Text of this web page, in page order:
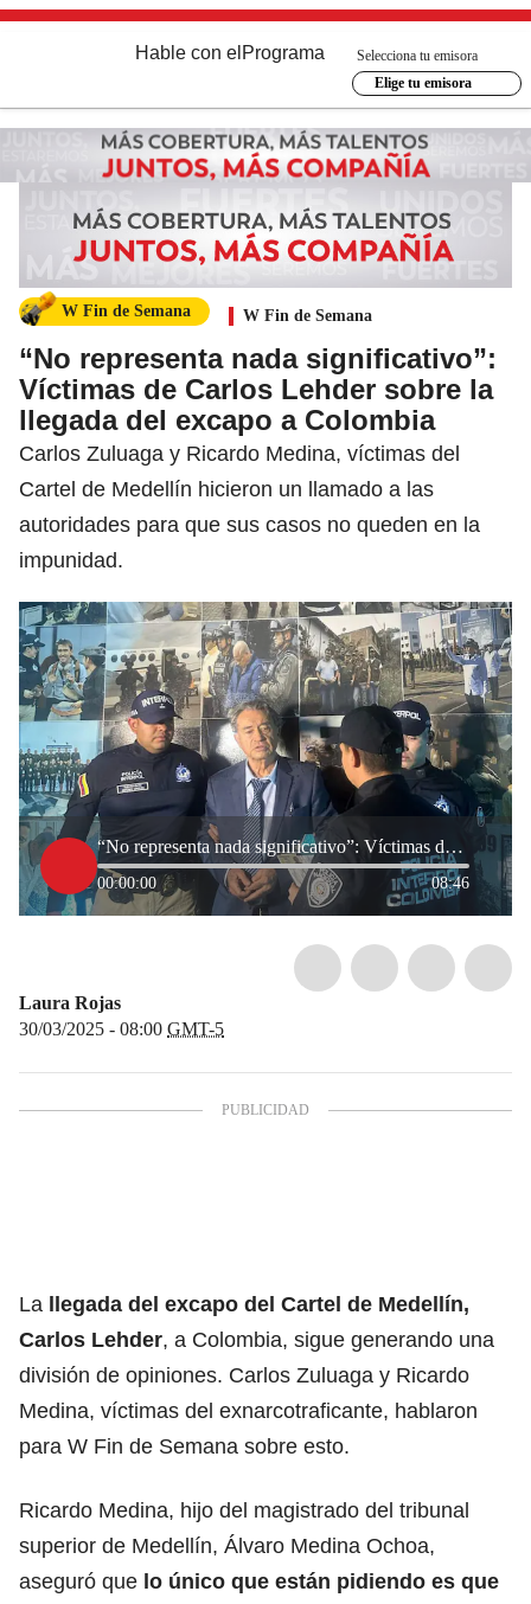
Hable con el Programa
Selecciona tu emisora
Elige tu emisora
W Fin de Semana W Fin de Semana
“No representa nada significativo”:
Víctimas de Carlos Lehder sobre la
llegada del excapo a Colombia
Carlos Zuluaga y Ricardo Medina, víctimas del
Cartel de Medellín hicieron un llamado a las
autoridades para que sus casos no queden en la
impunidad.
“No representa nada significativo”: Víctimas de Carlos Lehder sobre la llegada del excapo a Colombia
00:00:00 08:46
Laura Rojas
30/03/2025 - 08:00 GMT-5
La llegada del excapo del Cartel de Medellín,
Carlos Lehder, a Colombia, sigue generando una
división de opiniones. Carlos Zuluaga y Ricardo
Medina, víctimas del exnarcotraficante, hablaron
para W Fin de Semana sobre esto.
Ricardo Medina, hijo del magistrado del tribunal
superior de Medellín, Álvaro Medina Ochoa,
aseguró que lo único que están pidiendo es que